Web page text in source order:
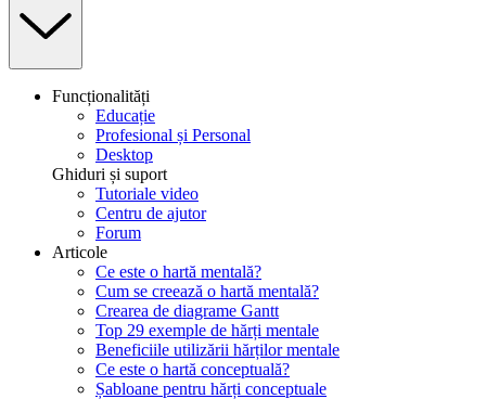
Funcționalități
Educație
Profesional și Personal
Desktop
Ghiduri și suport
Tutoriale video
Centru de ajutor
Forum
Articole
Ce este o hartă mentală?
Cum se creează o hartă mentală?
Crearea de diagrame Gantt
Top 29 exemple de hărți mentale
Beneficiile utilizării hărților mentale
Ce este o hartă conceptuală?
Șabloane pentru hărți conceptuale